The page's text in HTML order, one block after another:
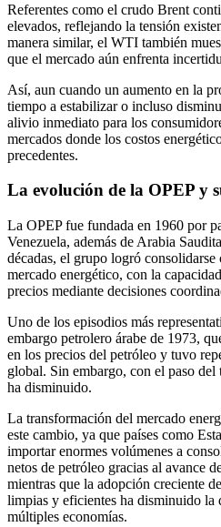
Referentes como el crudo Brent
elevados, reflejando la tensión
manera similar, el WTI también
que el mercado aún enfrenta
Así, aun cuando un aumento en la
tiempo a estabilizar o incluso
alivio inmediato para los
mercados donde los costos
precedentes.
La evolución de la OPEP y
La OPEP fue fundada en 1960 por
Venezuela, además de Arabia
décadas, el grupo logró
mercado energético, con la
precios mediante decisiones
Uno de los episodios más
embargo petrolero árabe de 1973,
en los precios del petróleo y tuvo
global. Sin embargo, con el paso
ha disminuido.
La transformación del mercado
este cambio, ya que países como
importar enormes volúmenes a
netos de petróleo gracias al avance
mientras que la adopción creciente
limpias y eficientes ha disminuido la
múltiples economías.